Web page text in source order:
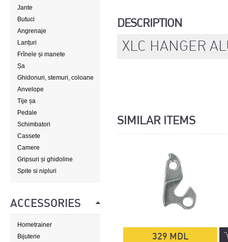
Jante
Butuci
Angrenaje
Lanțuri
Frînele și manete
Șa
Ghidonuri, stemuri, coloane
de direcție
Anvelope
Tije șa
Pedale
Schimbatori
Cassete
Camere
Gripsuri și ghidoline
Spite si nipluri
ACCESSORIES
Hometrainer
Bijuterie
DESCRIPTION
XLC HANGER
SIMILAR ITEMS
329 MDL